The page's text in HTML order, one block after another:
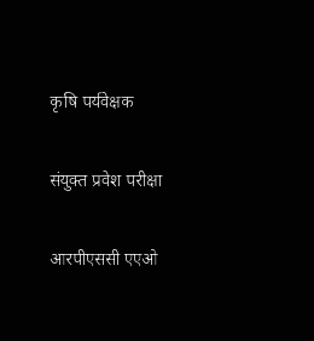
कृषि पर्यवेक्षक
संयुक्त प्रवेश परीक्षा
आरपीएससी एएओ